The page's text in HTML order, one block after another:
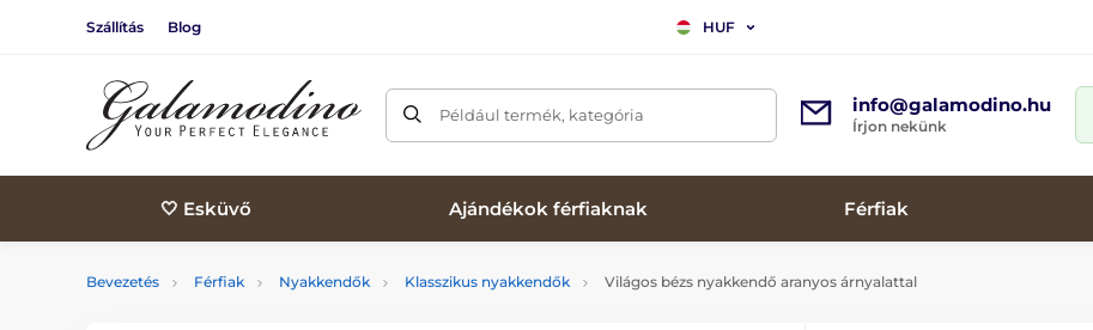
Szállítás Blog HUF
Például termék, kategória info@galamodino.hu
Írjon nekünk
🤍 Esküvő Ajándékok férfiaknak Férfiak
Bevezetés Férfiak Nyakkendők Klasszikus nyakkendők Világos bézs nyakkendő aranyos árnyalattal